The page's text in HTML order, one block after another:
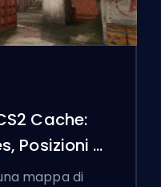
Cache:
Posizioni e
mappa di